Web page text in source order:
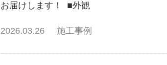
お届けします！ ■外観
2026.03.26 施工事例